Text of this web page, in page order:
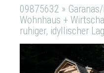
09875632 »
Wohnhaus +
ruhiger, idyllischer